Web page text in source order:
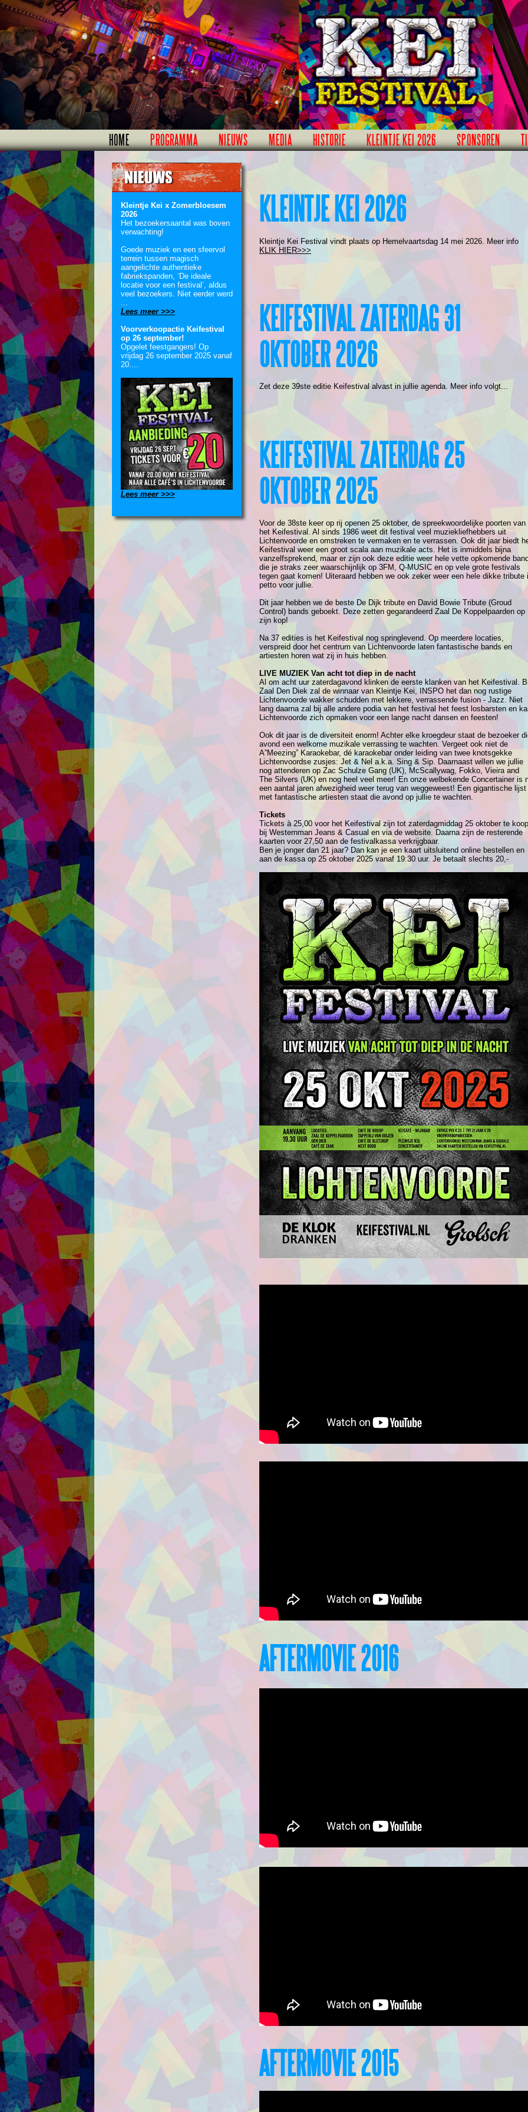
HOME PROGRAMMA NIEUWS MEDIA HISTORIE KLEINTJE KEI 2026 SPONSOREN
Kleintje Kei x Zomerbloesem
2026
Het bezoekersaantal was boven
verwachting!
Goede muziek en een sfeervol
terrein tussen magisch
aangelichte authentieke
fabriekspanden, ‘De ideale
locatie voor een festival’, aldus
veel bezoekers. Niet eerder werd
...
Lees meer >>>
Voorverkoopactie Keifestival
op 26 september!
Opgelet feestgangers! Op
vrijdag 26 september 2025 vanaf
20....
Lees meer >>>
KLEINTJE KEI 2026
Kleintje Kei Festival vindt plaats op Hemelvaartsdag 14 mei 2026. Meer info
KLIK HIER>>>
KEIFESTIVAL ZATERDAG 31
OKTOBER 2026
Zet deze 39ste editie Keifestival alvast in jullie agenda. Meer info volgt...
KEIFESTIVAL ZATERDAG 25
OKTOBER 2025
Voor de 38ste keer op rij openen 25 oktober, de spreekwoordelijke poorten van
het Keifestival. Al sinds 1986 weet dit festival veel muziekliefhebbers uit
Lichtenvoorde en omstreken te vermaken en te verrassen. Ook dit jaar biedt
Keifestival weer een groot scala aan muzikale acts. Het is inmiddels bijna
vanzelfsprekend, maar er zijn ook deze editie weer hele vette opkomende
die je straks zeer waarschijnlijk op 3FM, Q-MUSIC en op vele grote festivals
tegen gaat komen! Uiteraard hebben we ook zeker weer een hele dikke tribute
petto voor jullie.
Dit jaar hebben we de beste De Dijk tribute en David Bowie Tribute (Groud
Control) bands geboekt. Deze zetten gegarandeerd Zaal De Koppelpaarden op
zijn kop!
Na 37 edities is het Keifestival nog springlevend. Op meerdere locaties,
verspreid door het centrum van Lichtenvoorde laten fantastische bands en
artiesten horen wat zij in huis hebben.
LIVE MUZIEK Van acht tot diep in de nacht
Al om acht uur zaterdagavond klinken de eerste klanken van het Keifestival.
Zaal Den Diek zal de winnaar van Kleintje Kei, INSPO het dan nog rustige
Lichtenvoorde wakker schudden met lekkere, verrassende fusion - Jazz. Niet
lang daarna zal bij alle andere podia van het festival het feest losbarsten en
Lichtenvoorde zich opmaken voor een lange nacht dansen en feesten!
Ook dit jaar is de diversiteit enorm! Achter elke kroegdeur staat de bezoeker
avond een welkome muzikale verrassing te wachten. Vergeet ook niet de
A”Meezing” Karaokebar, dé karaokebar onder leiding van twee knotsgekke
Lichtenvoordse zusjes: Jet & Nel a.k.a. Sing & Sip. Daarnaast willen we jullie
nog attenderen op Zac Schulze Gang (UK), McScallywag, Fokko, Vieira and
The Silvers (UK) en nog heel veel meer! En onze welbekende Concertainer is
een aantal jaren afwezigheid weer terug van weggeweest! Een gigantische lijst
met fantastische artiesten staat die avond op jullie te wachten.
Tickets
Tickets à 25,00 voor het Keifestival zijn tot zaterdagmiddag 25 oktober te koop
bij Westernman Jeans & Casual en via de website. Daarna zijn de resterende
kaarten voor 27,50 aan de festivalkassa verkrijgbaar.
Ben je jonger dan 21 jaar? Dan kan je een kaart uitsluitend online bestellen en
aan de kassa op 25 oktober 2025 vanaf 19:30 uur. Je betaalt slechts 20,-
AFTERMOVIE 2016
AFTERMOVIE 2015